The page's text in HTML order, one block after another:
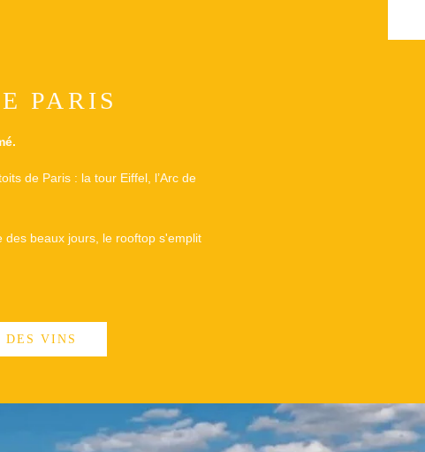
PARIS
de Paris : la tour Eiffel, l’Arc de
des beaux jours, le rooftop s'emplit
DES VINS